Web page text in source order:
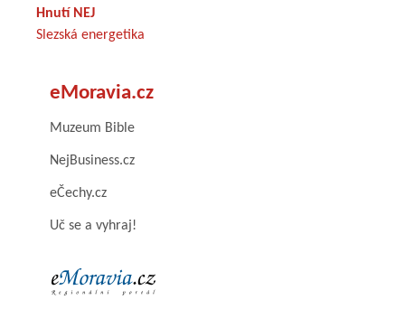
Hnutí NEJ
Slezská energetika
eMoravia.cz
Muzeum Bible
NejBusiness.cz
eČechy.cz
Uč se a vyhraj!